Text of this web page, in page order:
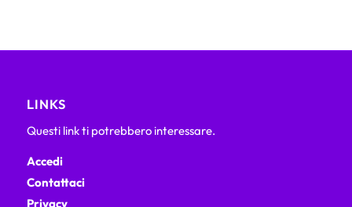
LINKS
Questi link ti potrebbero interessare.
Accedi
Contattaci
Privacy